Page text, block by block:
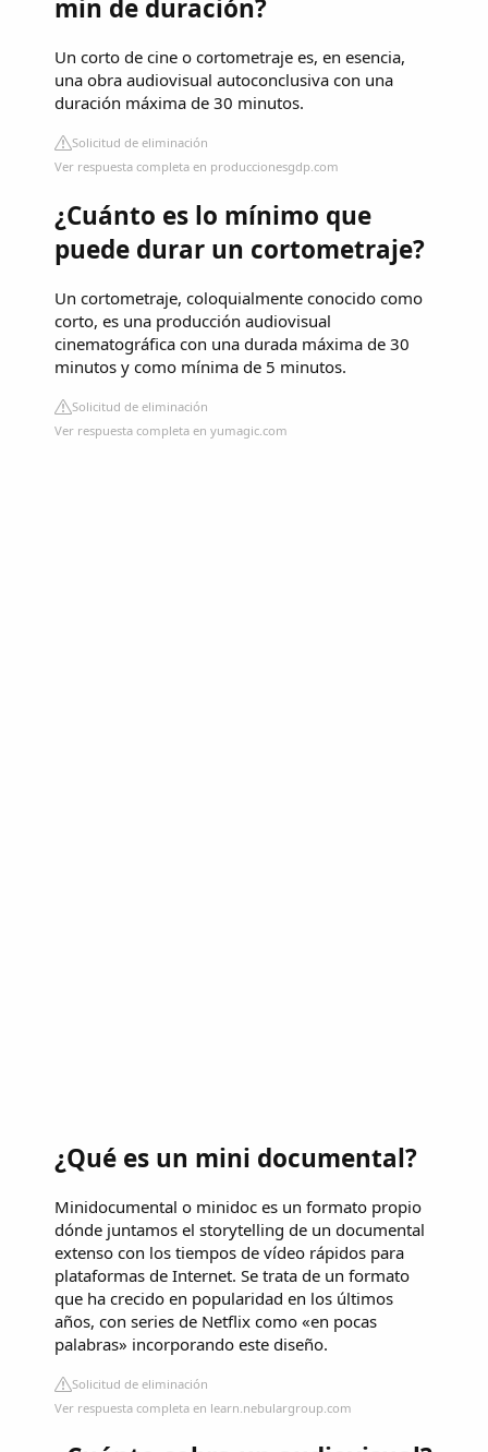
min de duración?
Un corto de cine o cortometraje es, en esencia,
una obra audiovisual autoconclusiva con una
duración máxima de 30 minutos.
Solicitud de eliminación
Ver respuesta completa en produccionesgdp.com
¿Cuánto es lo mínimo que
puede durar un cortometraje?
Un cortometraje, coloquialmente conocido como
corto, es una producción audiovisual
cinematográfica con una durada máxima de 30
minutos y como mínima de 5 minutos.
Solicitud de eliminación
Ver respuesta completa en yumagic.com
¿Qué es un mini documental?
Minidocumental o minidoc es un formato propio
dónde juntamos el storytelling de un documental
extenso con los tiempos de vídeo rápidos para
plataformas de Internet. Se trata de un formato
que ha crecido en popularidad en los últimos
años, con series de Netflix como «en pocas
palabras» incorporando este diseño.
Solicitud de eliminación
Ver respuesta completa en learn.nebulargroup.com